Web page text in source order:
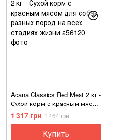
Acana Classics Red Meat 2 кг -
Сухой корм с красным мясом
для собак разных пород на
всех стадиях жизни
1 317 грн 1 464 грн
Купить